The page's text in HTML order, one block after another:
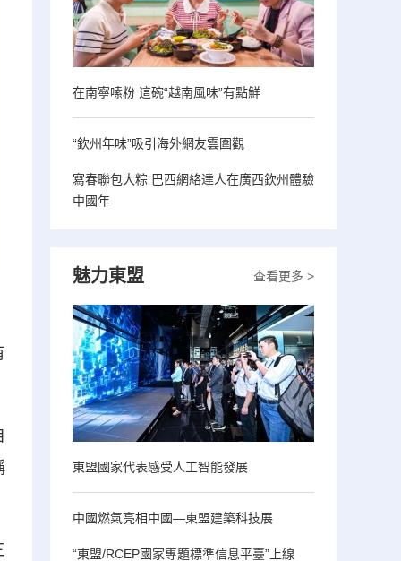
在南寧嗦粉 這碗“越南風味”有點鮮
“欽州年味”吸引海外網友雲圍觀
寫春聯包大粽 巴西網絡達人在廣西欽州體驗
中國年
查看更多 >
魅力東盟
東盟國家代表感受人工智能發展
中國燃氣亮相中國—東盟建築科技展
“東盟/RCEP國家專題標準信息平臺”上線